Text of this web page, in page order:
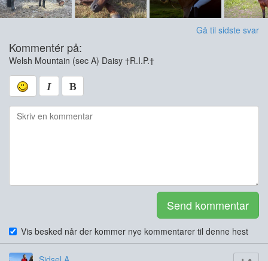
Gå til sidste svar
Kommentér på:
Welsh Mountain (sec A) Daisy †R.I.P.†
Send kommentar
Vis besked når der kommer nye kommentarer til denne hest